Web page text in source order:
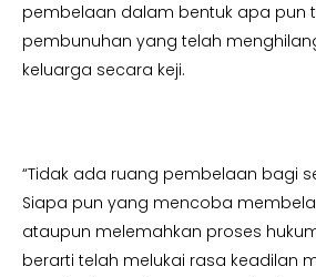
pembelaan dalam bentuk apa pun
pembunuhan yang telah
keluarga secara keji.
“Tidak ada ruang pembelaan bagi
Siapa pun yang mencoba
ataupun melemahkan proses
berarti telah melukai rasa keadilan